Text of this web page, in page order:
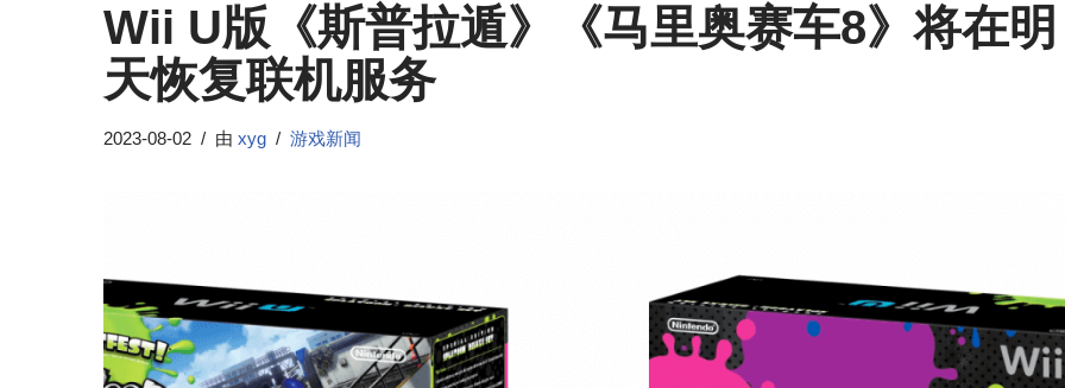
Wii U版《斯普拉遁》《马里奥赛车8》将在明
天恢复联机服务
2023-08-02 由 xyg 游戏新闻